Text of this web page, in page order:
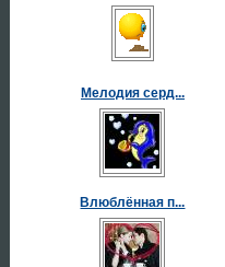
Мелодия серд...
Влюблённая п...